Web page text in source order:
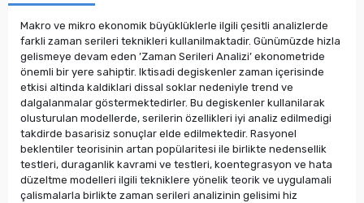
Makro ve mikro ekonomik büyüklüklerle ilgili çesitli analizlerde
farkli zaman serileri teknikleri kullanilmaktadir. Günümüzde hizla
gelismeye devam eden ’Zaman Serileri Analizi’ ekonometride
önemli bir yere sahiptir. Iktisadi degiskenler zaman içerisinde
etkisi altinda kaldiklari dissal soklar nedeniyle trend ve
dalgalanmalar göstermektedirler. Bu degiskenler kullanilarak
olusturulan modellerde, serilerin özellikleri iyi analiz edilmedigi
takdirde basarisiz sonuçlar elde edilmektedir. Rasyonel
beklentiler teorisinin artan popülaritesi ile birlikte nedensellik
testleri, duraganlik kavrami ve testleri, koentegrasyon ve hata
düzeltme modelleri ilgili tekniklere yönelik teorik ve uygulamali
çalismalarla birlikte zaman serileri analizinin gelisimi hiz